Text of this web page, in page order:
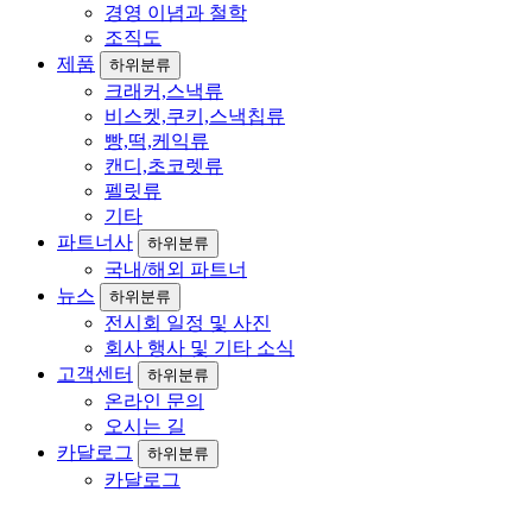
경영 이념과 철학
조직도
제품
하위분류
크래커,스낵류
비스켓,쿠키,스낵칩류
빵,떡,케익류
캔디,초코렛류
펠릿류
기타
파트너사
하위분류
국내/해외 파트너
뉴스
하위분류
전시회 일정 및 사진
회사 행사 및 기타 소식
고객센터
하위분류
온라인 문의
오시는 길
카달로그
하위분류
카달로그